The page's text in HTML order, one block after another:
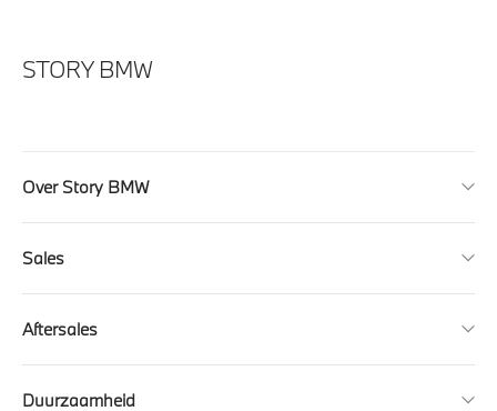
STORY BMW
Over Story BMW
Sales
Aftersales
Duurzaamheid